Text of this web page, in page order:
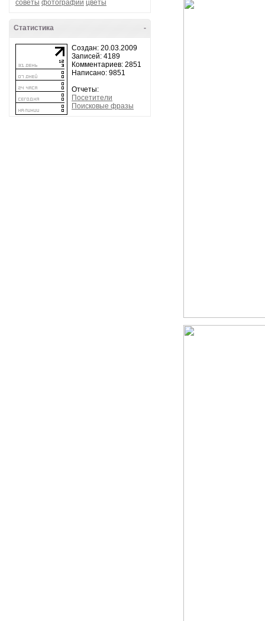
советы фотографии цветы
-
Статистика
Создан: 20.03.2009
Записей: 4189
Комментариев: 2851
Написано: 9851
Отчеты:
Посетители
Поисковые фразы